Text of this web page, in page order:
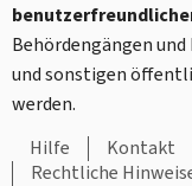
Behördengängen
und sonstigen
werden.
Hilfe
Kontakt
Rechtliche